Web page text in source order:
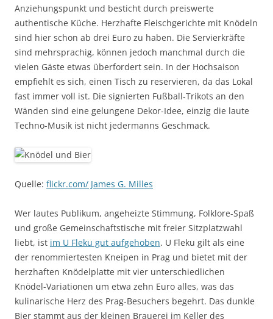
Anziehungspunkt und besticht durch preiswerte
authentische Küche. Herzhafte Fleischgerichte mit Knödeln
sind hier schon ab drei Euro zu haben. Die Servierkräfte
sind mehrsprachig, können jedoch manchmal durch die
vielen Gäste etwas überfordert sein. In der Hochsaison
empfiehlt es sich, einen Tisch zu reservieren, da das Lokal
fast immer voll ist. Die signierten Fußball-Trikots an den
Wänden sind eine gelungene Dekor-Idee, einzig die laute
Techno-Musik ist nicht jedermanns Geschmack.
Quelle: flickr.com/ James G. Milles
Wer lautes Publikum, angeheizte Stimmung, Folklore-Spaß
und große Gemeinschaftstische mit freier Sitzplatzwahl
liebt, ist im U Fleku gut aufgehoben. U Fleku gilt als eine
der renommiertesten Kneipen in Prag und bietet mit der
herzhaften Knödelplatte mit vier unterschiedlichen
Knödel-Variationen um etwa zehn Euro alles, was das
kulinarische Herz des Prag-Besuchers begehrt. Das dunkle
Bier stammt aus der kleinen Brauerei im Keller des